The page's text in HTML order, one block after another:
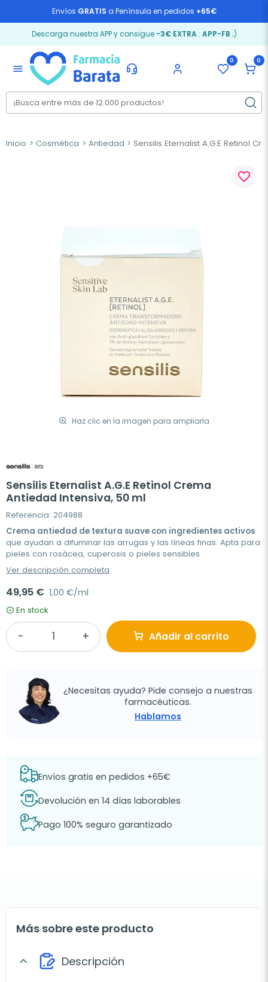
Envíos GRATIS a Península en pedidos +65€
Descarga nuestra APP y consigue -3€ EXTRA: APP-FB ;)
menu
0 0
Inicio Cosmética Antiedad Sensilis Eternalist A.G.E Retinol
Haz clic en la imagen para ampliarla
favorite_border
Sensilis Eternalist A.G.E Retinol Crema
Antiedad Intensiva, 50 ml
Referencia: 204988
Crema antiedad de textura suave con ingredientes activos
que ayudan a difuminar las arrugas y las líneas finas. Apta para
pieles con rosácea, cuperosis o pieles sensibles
Ver descripción completa
49,95 € 1,00 €/ml
En stock
Añadir al carrito
¿Necesitas ayuda? Pide consejo a nuestras
farmacéuticas.
Hablamos
Envíos gratis en pedidos +65€
Devolución en 14 días laborables
Pago 100% seguro garantizado
Más sobre este producto
expand_more Descripción